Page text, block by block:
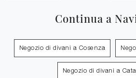
Continua a
Negozio di divani a Cosenza
Negozio di divani a